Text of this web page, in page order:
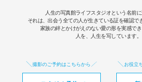
人生の写真館ライフスタジオという名前に
それは、出会う全ての人が生きている証を確認で
家族の絆とかけがえのない愛の形を実感でき
人を、人生を写しています。
撮影のご予約はこちらから お役立